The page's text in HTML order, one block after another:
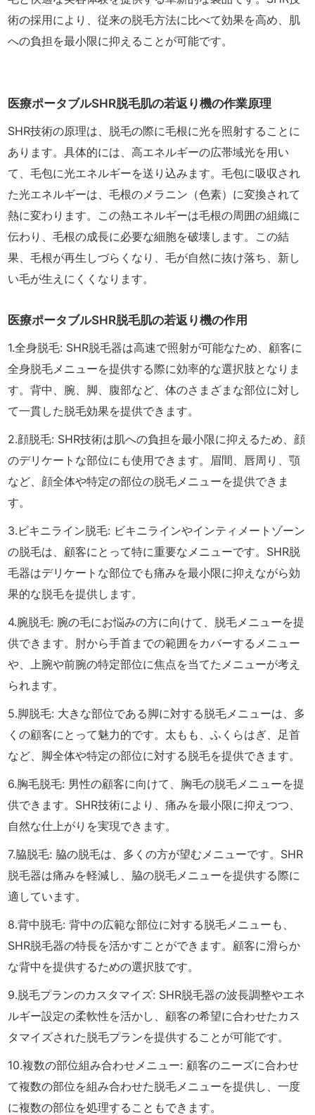
術の採用により、従来の脱毛方法に比べて効果を高め、肌
への負担を最小限に抑えることが可能です。
医療ポータブルSHR脱毛肌の若返り機の作業原理
SHR技術の原理は、脱毛の際に毛根に光を照射することに
あります。具体的には、高エネルギーの広帯域光を用い
て、毛包に光エネルギーを送り込みます。毛包に吸収され
た光エネルギーは、毛根のメラニン（色素）に変換されて
熱に変わります。この熱エネルギーは毛根の周囲の組織に
伝わり、毛根の成長に必要な細胞を破壊します。この結
果、毛根が再生しづらくなり、毛が自然に抜け落ち、新し
い毛が生えにくくなります。
医療ポータブルSHR脱毛肌の若返り機の作用
1.全身脱毛: SHR脱毛器は高速で照射が可能なため、顧客に
全身脱毛メニューを提供する際に効率的な選択肢となりま
す。背中、腕、脚、腹部など、体のさまざまな部位に対し
て一貫した脱毛効果を提供できます。
2.顔脱毛: SHR技術は肌への負担を最小限に抑えるため、顔
のデリケートな部位にも使用できます。眉間、唇周り、顎
など、顔全体や特定の部位の脱毛メニューを提供できま
す。
3.ビキニライン脱毛: ビキニラインやインティメートゾーン
の脱毛は、顧客にとって特に重要なメニューです。SHR脱
毛器はデリケートな部位でも痛みを最小限に抑えながら効
果的な脱毛を提供します。
4.腕脱毛: 腕の毛にお悩みの方に向けて、脱毛メニューを提
供できます。肘から手首までの範囲をカバーするメニュー
や、上腕や前腕の特定部位に焦点を当てたメニューが考え
られます。
5.脚脱毛: 大きな部位である脚に対する脱毛メニューは、多
くの顧客にとって魅力的です。太もも、ふくらはぎ、足首
など、脚全体や特定の部位に対する脱毛を提供できます。
6.胸毛脱毛: 男性の顧客に向けて、胸毛の脱毛メニューを提
供できます。SHR技術により、痛みを最小限に抑えつつ、
自然な仕上がりを実現できます。
7.脇脱毛: 脇の脱毛は、多くの方が望むメニューです。SHR
脱毛器は痛みを軽減し、脇の脱毛メニューを提供する際に
適しています。
8.背中脱毛: 背中の広範な部位に対する脱毛メニューも、
SHR脱毛器の特長を活かすことができます。顧客に滑らか
な背中を提供するための選択肢です。
9.脱毛プランのカスタマイズ: SHR脱毛器の波長調整やエネ
ルギー設定の柔軟性を活かし、顧客の希望に合わせたカス
タマイズされた脱毛プランを提供することが可能です。
10.複数の部位組み合わせメニュー: 顧客のニーズに合わせ
て複数の部位を組み合わせた脱毛メニューを提供し、一度
に複数の部位を処理することもできます。